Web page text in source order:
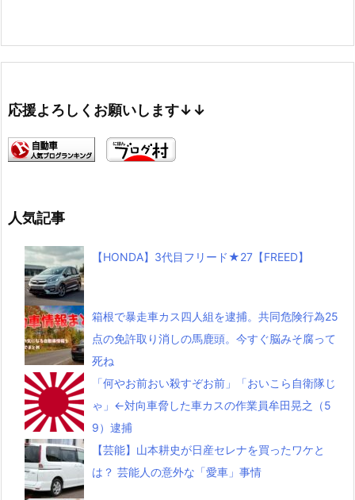
応援よろしくお願いします↓↓
人気記事
【HONDA】3代目フリード★27【FREED】
箱根で暴走車カス四人組を逮捕。共同危険行為25
点の免許取り消しの馬鹿頭。今すぐ脳みそ腐って
死ね
「何やお前おい殺すぞお前」「おいこら自衛隊じ
ゃ」←対向車脅した車カスの作業員牟田晃之（5
9）逮捕
【芸能】山本耕史が日産セレナを買ったワケと
は？ 芸能人の意外な「愛車」事情